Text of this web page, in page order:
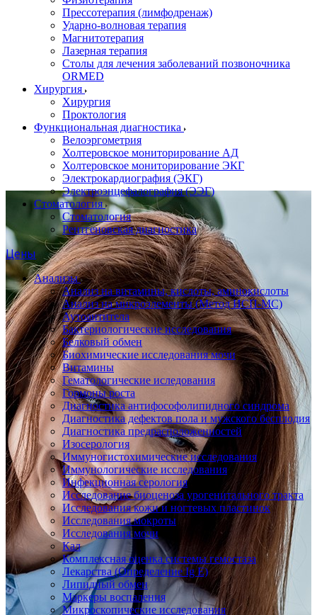
Прессотерапия (лимфодренаж)
Ударно-волновая терапия
Магнитотерапия
Лазерная терапия
Столы для лечения заболеваний позвоночника
ORMED
Хирургия
Хирургия
Проктология
Функциональная диагностика
Велоэргометрия
Холтеровское мониторирование АД
Холтеровское мониторирование ЭКГ
Электрокардиография (ЭКГ)
Электроэнцефалография (ЭЭГ)
Стоматология
Стоматология
Рентгеновская диагностика
Цены
Анализы
Анализ на витамины, кислоты, аминокислоты
Анализ на микроэлементы (Метод ИСП-МС)
Аутоантитела
Бактериологические исследования
Белковый обмен
Биохимические исследования мочи
Витамины
Гематологические иследования
Гормоны роста
Диагностика антифософолипидного синдрома
Диагностика дефектов пола и мужского бесплодия
Диагностика предрасположенностей
Изосерология
Иммуногистохимические исследования
Иммунологические исследования
Инфекционная серология
Исследование биоценоза урогенитального тракта
Исследования кожи и ногтевых пластинок
Исследования мокроты
Исследования мочи
Кал
Комплексная оценка системы гемостаза
Лекарства (Определение Ig E)
Липидный обмен
Маркеры воспаления
Микроскопические исследования